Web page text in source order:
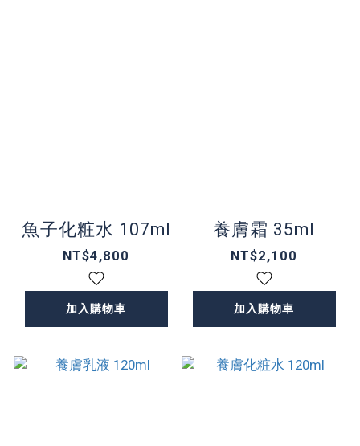
魚子化粧水 107ml
NT$4,800
加入購物車
養膚霜 35ml
NT$2,100
加入購物車